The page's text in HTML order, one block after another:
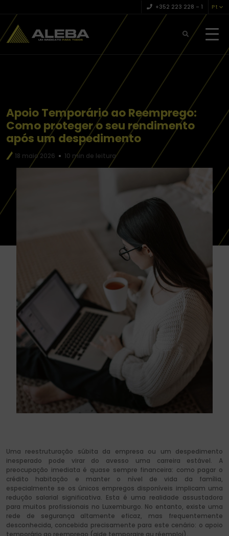
+352 223 228 – 1 Pt
Apoio Temporário ao Reemprego:
Como proteger o seu rendimento
após um despedimento
18 maio 2026 10 min de leitura
Uma reestruturação súbita da empresa ou um despedimento
inesperado pode virar do avesso uma carreira estável. A
preocupação imediata é quase sempre financeira: como pagar o
crédito habitação e manter o nível de vida da família,
especialmente se os únicos empregos disponíveis implicam uma
redução salarial significativa. Esta é uma realidade assustadora
para muitos profissionais no Luxemburgo. No entanto, existe uma
rede de segurança altamente eficaz, mas frequentemente
desconhecida, concebida precisamente para este cenário: o apoio